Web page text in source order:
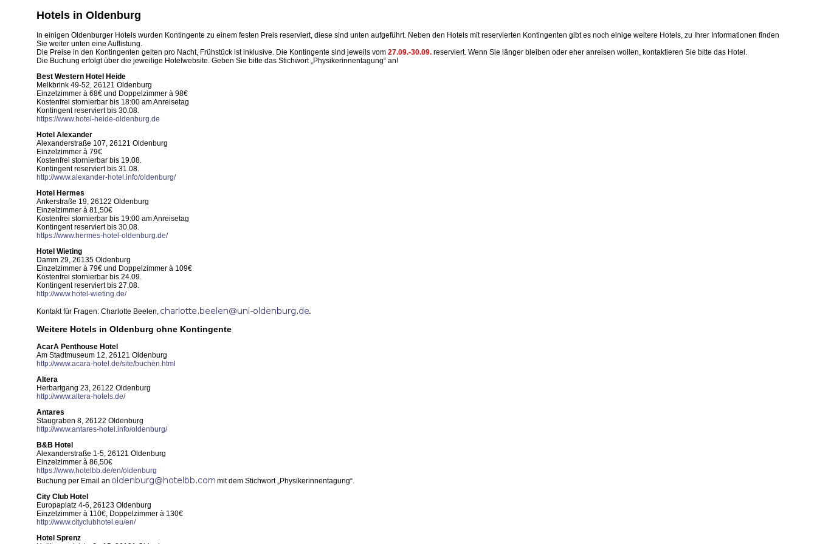
Hotels in Oldenburg
In einigen Oldenburger Hotels wurden Kontingente zu einem festen Preis reserviert, diese sind unten aufgeführt. Neben den Hotels mit reservierten Kontingenten gibt es noch einige weitere Hotels, zu Ihrer Informationen finden
Sie weiter unten eine Auflistung.
Die Preise in den Kontingenten gelten pro Nacht, Frühstück ist inklusive. Die Kontingente sind jeweils vom 27.09.-30.09. reserviert. Wenn Sie länger bleiben oder eher anreisen wollen, kontaktieren Sie bitte das Hotel.
Die Buchung erfolgt über die jeweilige Hotelwebsite. Geben Sie bitte das Stichwort „Physikerinnentagung“ an!
Best Western Hotel Heide
Melkbrink 49-52, 26121 Oldenburg
Einzelzimmer à 68€ und Doppelzimmer à 98€
Kostenfrei stornierbar bis 18:00 am Anreisetag
Kontingent reserviert bis 30.08.
https://www.hotel-heide-oldenburg.de
Hotel Alexander
Alexanderstraße 107, 26121 Oldenburg
Einzelzimmer à 79€
Kostenfrei stornierbar bis 19.08.
Kontingent reserviert bis 31.08.
http://www.alexander-hotel.info/oldenburg/
Hotel Hermes
Ankerstraße 19, 26122 Oldenburg
Einzelzimmer à 81,50€
Kostenfrei stornierbar bis 19:00 am Anreisetag
Kontingent reserviert bis 30.08.
https://www.hermes-hotel-oldenburg.de/
Hotel Wieting
Damm 29, 26135 Oldenburg
Einzelzimmer à 79€ und Doppelzimmer à 109€
Kostenfrei stornierbar bis 24.09.
Kontingent reserviert bis 27.08.
http://www.hotel-wieting.de/
Kontakt für Fragen: Charlotte Beelen, .
Weitere Hotels in Oldenburg ohne Kontingente
AcarA Penthouse Hotel
Am Stadtmuseum 12, 26121 Oldenburg
http://www.acara-hotel.de/site/buchen.html
Altera
Herbartgang 23, 26122 Oldenburg
http://www.altera-hotels.de/
Antares
Staugraben 8, 26122 Oldenburg
http://www.antares-hotel.info/oldenburg/
B&B Hotel
Alexanderstraße 1-5, 26121 Oldenburg
Einzelzimmer à 86,50€
https://www.hotelbb.de/en/oldenburg
Buchung per Email an
mit dem Stichwort „Physikerinnentagung“.
City Club Hotel
Europaplatz 4-6, 26123 Oldenburg
Einzelzimmer à 110€, Doppelzimmer à 130€
http://www.cityclubhotel.eu/en/
Hotel Sprenz